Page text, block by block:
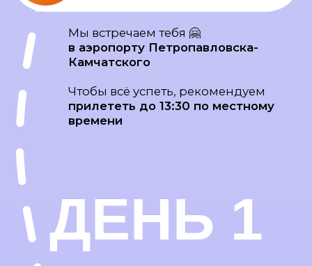
Перевал Вилючинский
иподъём на вулкан
Горелый